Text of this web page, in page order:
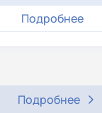
Подробнее
Подробнее